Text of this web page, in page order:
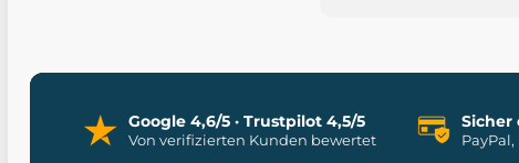
Google 4,6/5 · Trustpilot 4,5/5
Von verifizierten Kunden bewertet
Sicher